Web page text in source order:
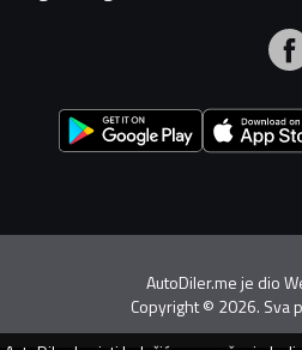
AutoDiler.me je dio
Copyright© 2026. Sva